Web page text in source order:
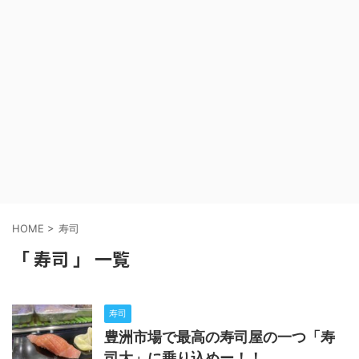
HOME > 寿司
「 寿司 」 一覧
寿司
豊洲市場で最高の寿司屋の一つ「寿